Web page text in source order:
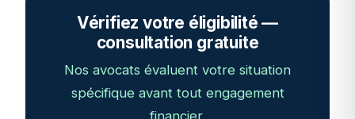
Vérifiez votre éligibilité —
consultation gratuite
Nos avocats évaluent votre situation
spécifique avant tout engagement